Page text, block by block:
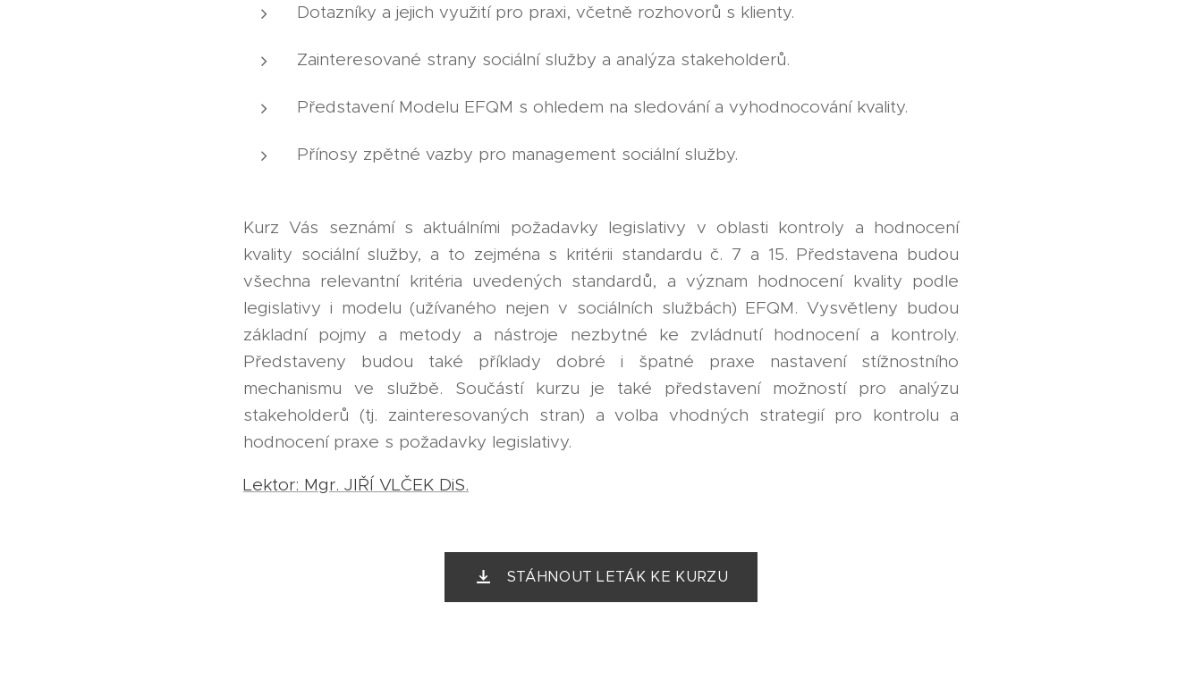
Dotazníky a jejich využití pro praxi, včetně rozhovorů s klienty.
Zainteresované strany sociální služby a analýza stakeholderů.
Představení Modelu EFQM s ohledem na sledování a vyhodnocování kvality.
Přínosy zpětné vazby pro management sociální služby.
Kurz Vás seznámí s aktuálními požadavky legislativy v oblasti kontroly a hodnocení
kvality sociální služby, a to zejména s kritérii standardu č. 7 a 15. Představena budou
všechna relevantní kritéria uvedených standardů, a význam hodnocení kvality podle
legislativy i modelu (užívaného nejen v sociálních službách) EFQM. Vysvětleny budou
základní pojmy a metody a nástroje nezbytné ke zvládnutí hodnocení a kontroly.
Představeny budou také příklady dobré i špatné praxe nastavení stížnostního
mechanismu ve službě. Součástí kurzu je také představení možností pro analýzu
stakeholderů (tj. zainteresovaných stran) a volba vhodných strategií pro kontrolu a
hodnocení praxe s požadavky legislativy.
Lektor: Mgr. JIŘÍ VLČEK DiS.
STÁHNOUT LETÁK KE KURZU